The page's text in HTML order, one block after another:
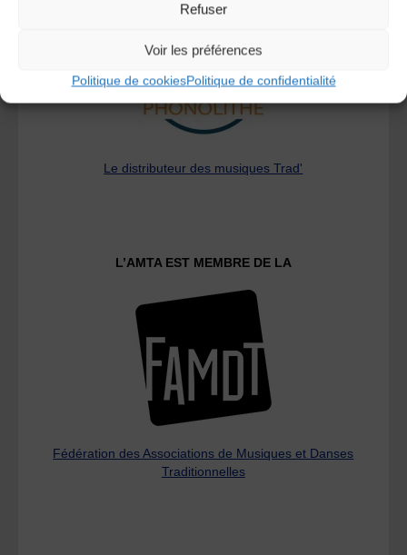
Refuser
Voir les préférences
Politique de cookiesPolitique de confidentialité
Le distributeur des musiques Trad'
L’AMTA EST MEMBRE DE LA
Fédération des Associations de Musiques et Danses
Traditionnelles